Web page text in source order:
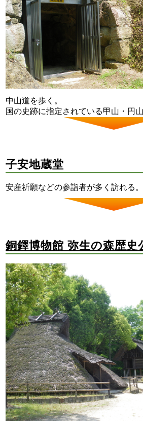
中山道を歩く。
国の史跡に指定されている甲山・円
子安地蔵堂
安産祈願などの参詣者が多く訪れる。
銅鐸博物館 弥生の森歴史